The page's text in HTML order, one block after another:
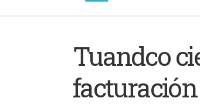
Tuandco
facturación